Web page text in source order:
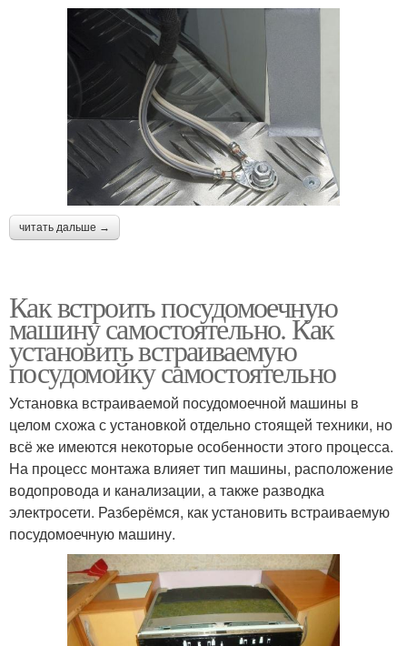
читать дальше →
Как встроить посудомоечную
машину самостоятельно. Как
установить встраиваемую
посудомойку самостоятельно
Установка встраиваемой посудомоечной машины в
целом схожа с установкой отдельно стоящей техники, но
всё же имеются некоторые особенности этого процесса.
На процесс монтажа влияет тип машины, расположение
водопровода и канализации, а также разводка
электросети. Разберёмся, как установить встраиваемую
посудомоечную машину.